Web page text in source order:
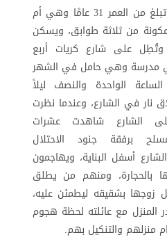
أ.ع فلسطينية من الخليل، تبلغ من العمر 31 عامًا وهي أم
من ثلاثة طوابق، ويسكن
على شارع كريات أربع
مدرسة وهي حامل في الشهر
الثاني. بتاريخ 14/9/2024 الساعة الواحدة والنصف ليلاً
نار في الشارع، وعندما نظرت
الشارع شاهدت عشرات
برفقة جنود الاحتلال
أسفل البناية، ويهاجمون
بالحجارة، ومنهم من يطلق
زوجها بشقيقه ليطمئن عليه،
المنزل مع عائلته لحظة هجوم
منزلهم والتنكيل بهم.